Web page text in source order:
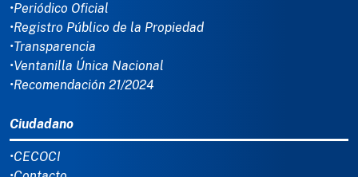
•Periódico Oficial
•Registro Público de la Propiedad
•Transparencia
•Ventanilla Única Nacional
•Recomendación 21/2024
Ciudadano
•CECOCI